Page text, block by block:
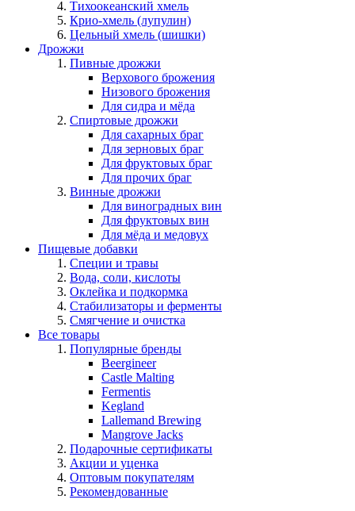
Тихоокеанский хмель
Крио-хмель (лупулин)
Цельный хмель (шишки)
Дрожжи
Пивные дрожжи
Верхового брожения
Низового брожения
Для сидра и мёда
Спиртовые дрожжи
Для сахарных браг
Для зерновых браг
Для фруктовых браг
Для прочих браг
Винные дрожжи
Для виноградных вин
Для фруктовых вин
Для мёда и медовух
Пищевые добавки
Специи и травы
Вода, соли, кислоты
Оклейка и подкормка
Стабилизаторы и ферменты
Смягчение и очистка
Все товары
Популярные бренды
Beergineer
Castle Malting
Fermentis
Kegland
Lallemand Brewing
Mangrove Jacks
Подарочные сертификаты
Акции и уценка
Оптовым покупателям
Рекомендованные